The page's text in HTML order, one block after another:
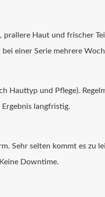
Haut und frischer
einer Serie mehrere
Hauttyp und Pflege).
langfristig.
Sehr selten kommt es zu
Downtime.